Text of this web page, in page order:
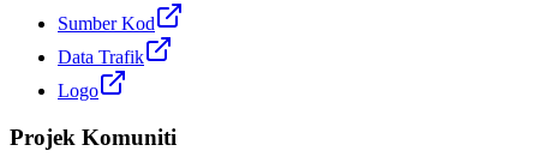
Sumber Kod
Data Trafik
Logo
Projek Komuniti